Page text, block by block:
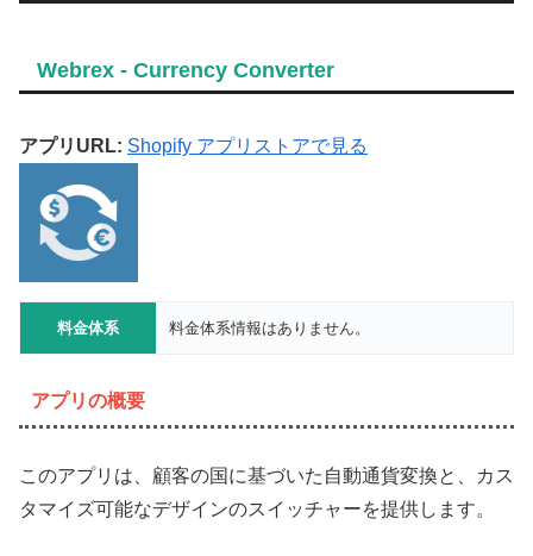
Webrex ‑ Currency Converter
アプリURL: Shopify アプリストアで見る
料金体系 料金体系情報はありません。
アプリの概要
このアプリは、顧客の国に基づいた自動通貨変換と、カス
タマイズ可能なデザインのスイッチャーを提供します。